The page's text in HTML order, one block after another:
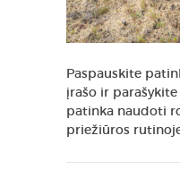
Paspauskite
įrašo ir
patinka naudoti
priežiūros